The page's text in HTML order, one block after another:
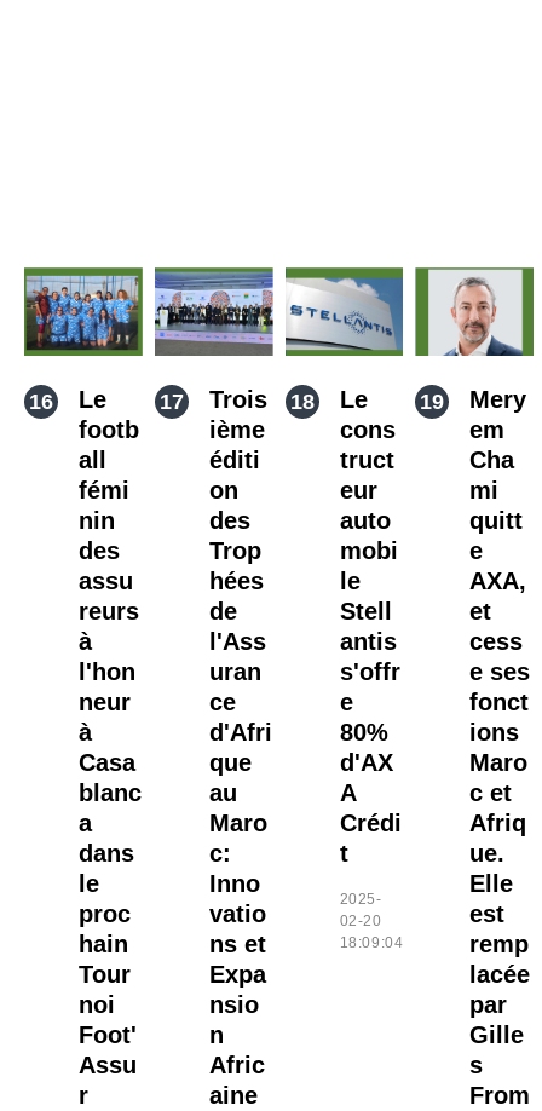
Le
footb
all
fémi
nin
des
assu
reurs
à
l'hon
neur
à
Casa
blanc
a
dans
le
proc
hain
Tour
noi
Foot'
Assu
r
Trois
ième
éditi
on
des
Trop
hées
de
l'Ass
uran
ce
d'Afri
que
au
Maro
c:
Inno
vatio
ns et
Expa
nsio
n
Afric
aine
Le
cons
truct
eur
auto
mobi
le
Stell
antis
s'offr
e
80%
d'AX
A
Crédi
t
2025-
02-20
18:09:04
Mery
em
Cha
mi
quitt
e
AXA,
et
cess
e ses
fonct
ions
Maro
c et
Afriq
ue.
Elle
est
remp
lacée
par
Gille
s
From